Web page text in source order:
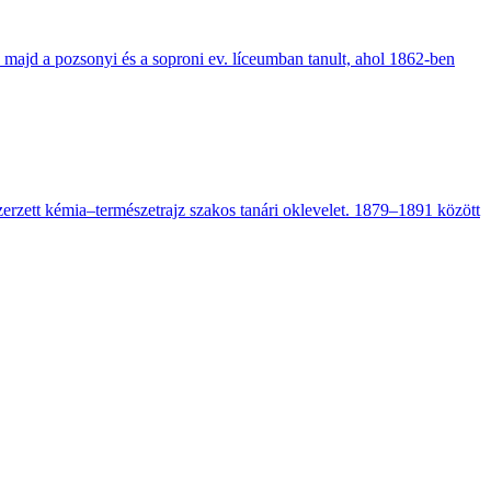
a pozsonyi és a soproni ev. líceumban tanult, ahol 1862-ben
kémia–természetrajz szakos tanári oklevelet. 1879–1891 között